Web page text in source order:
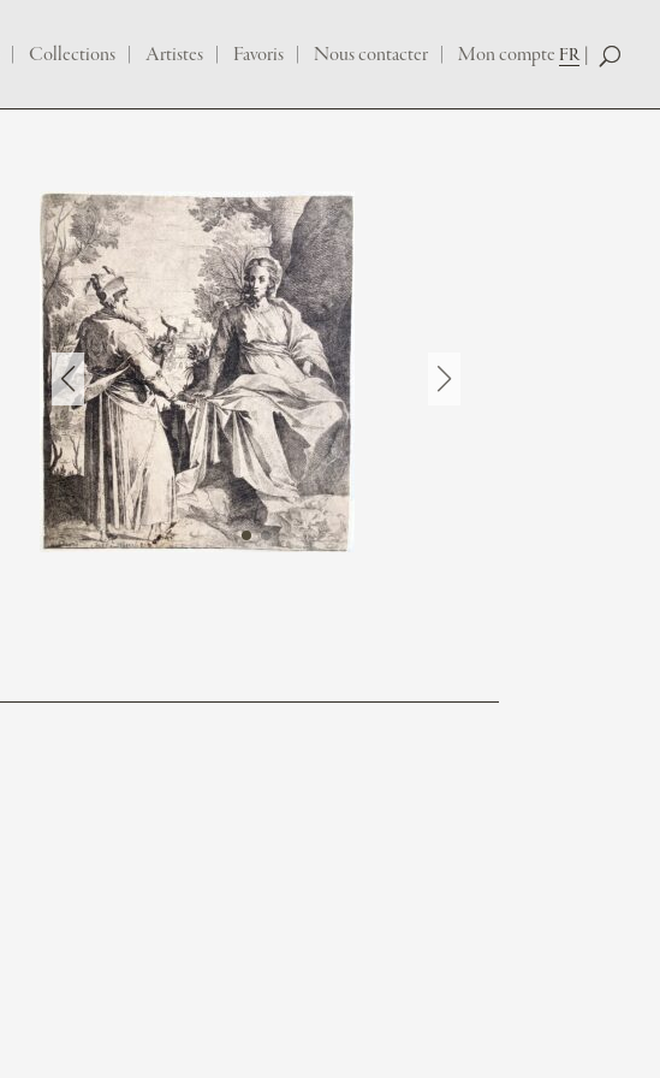
Collections Artistes Favoris Nous contacter Mon compte FR